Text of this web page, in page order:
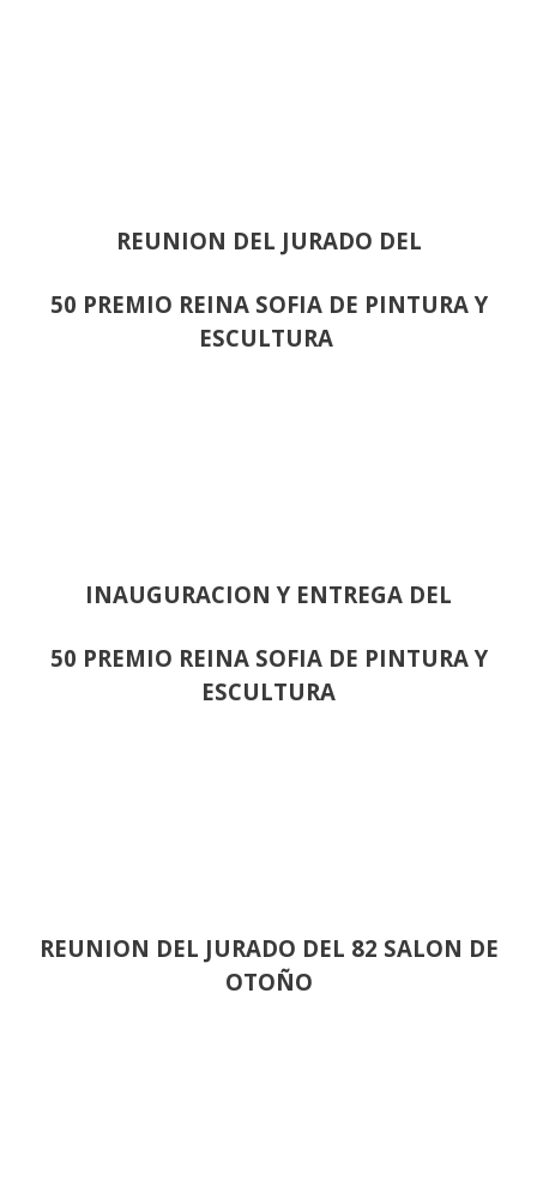
REUNION DEL JURADO DEL
50 PREMIO REINA SOFIA DE PINTURA Y
ESCULTURA
INAUGURACION Y ENTREGA DEL
50 PREMIO REINA SOFIA DE PINTURA Y
ESCULTURA
REUNION DEL JURADO DEL 82 SALON DE
OTOÑO